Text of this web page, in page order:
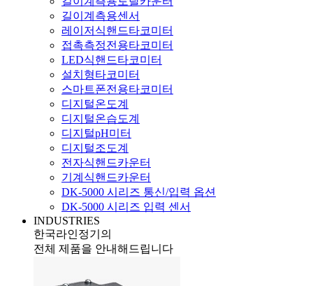
길이계측용센서
레이저식핸드타코미터
접촉측정전용타코미터
LED식핸드타코미터
설치형타코미터
스마트폰전용타코미터
디지털온도계
디지털온습도계
디지털pH미터
디지털조도계
전자식핸드카운터
기계식핸드카운터
DK-5000 시리즈 통신/입력 옵션
DK-5000 시리즈 입력 센서
INDUSTRIES
한국라인정기의
전체 제품을 안내해드립니다